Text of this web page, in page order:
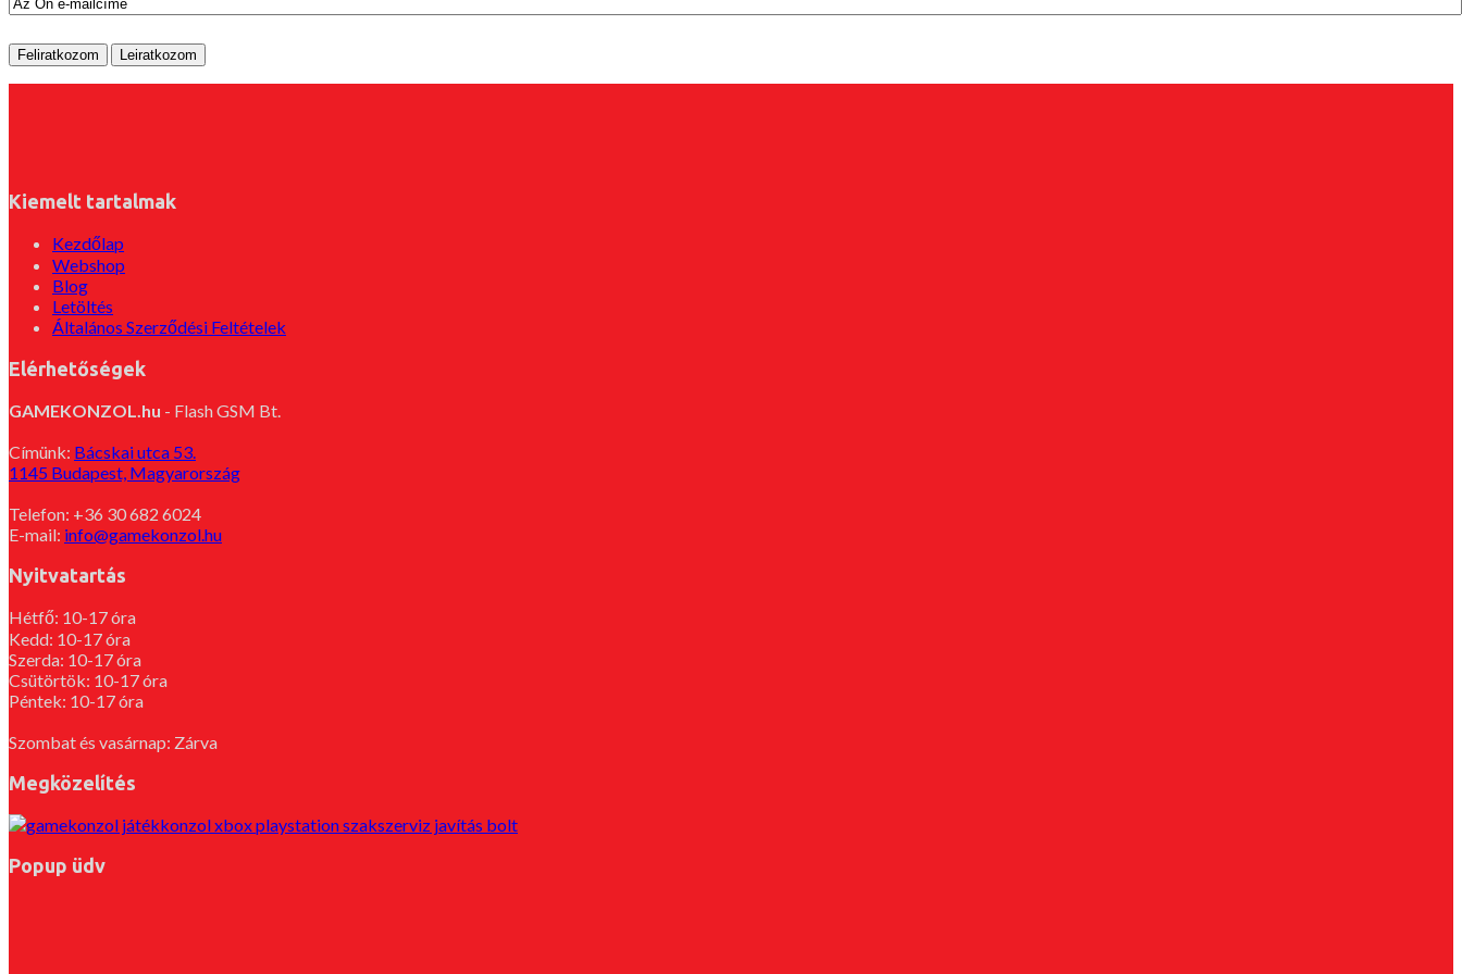
Kiemelt tartalmak
Kezdőlap
Webshop
Blog
Letöltés
Általános Szerződési Feltételek
Elérhetőségek
GAMEKONZOL.hu - Flash GSM Bt.
Címünk: Bácskai utca 53.
1145 Budapest, Magyarország
Telefon: +36 30 682 6024
E-mail: info@gamekonzol.hu
Nyitvatartás
Hétfő: 10-17 óra
Kedd: 10-17 óra
Szerda: 10-17 óra
Csütörtök: 10-17 óra
Péntek: 10-17 óra
Szombat és vasárnap: Zárva
Megközelítés
Popup üdv